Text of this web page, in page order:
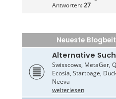
Antworten:27
Neueste
Alternative
Swisscows, MetaGer,
Ecosia, Startpage,
Neeva
weiterlesen